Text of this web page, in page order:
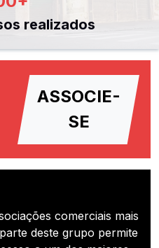
realizados
ASSOCIE-
SE
comerciais mais
deste grupo permite